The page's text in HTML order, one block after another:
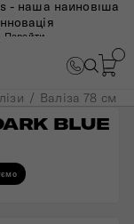
- наша найновіша
Перейти
Валіза 78 см
BLUE